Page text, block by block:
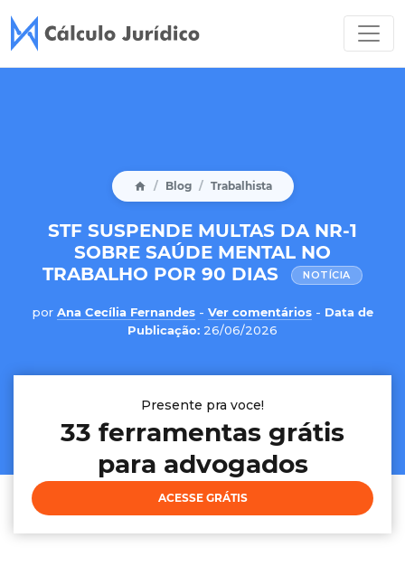
Blog Trabalhista
STF SUSPENDE MULTAS DA NR-1
SOBRE SAÚDE MENTAL NO
TRABALHO POR 90 DIAS
NOTÍCIA
por Ana Cecília Fernandes- Ver comentários - Data de
Publicação: 26/06/2026
Presente pra voce!
33 ferramentas grátis
para advogados
ACESSE GRÁTIS